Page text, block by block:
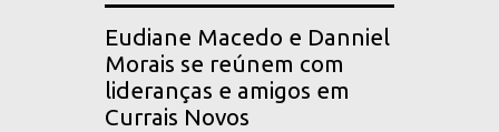
Eudiane Macedo e Danniel
Morais se reúnem com
lideranças e amigos em
Currais Novos